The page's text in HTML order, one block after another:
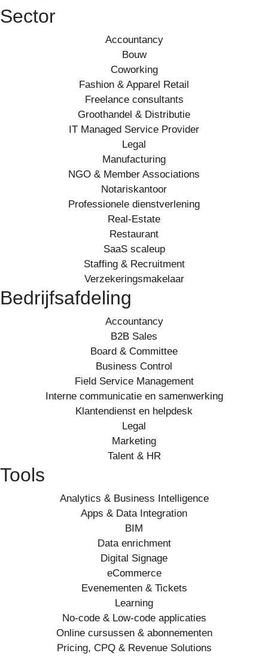
Sector
Accountancy
Bouw
Coworking
Fashion & Apparel Retail
Freelance consultants
Groothandel & Distributie
IT Managed Service Provider
Legal
Manufacturing
NGO & Member Associations
Notariskantoor
Professionele dienstverlening
Real-Estate
Restaurant
SaaS scaleup
Staffing & Recruitment
Verzekeringsmakelaar
Bedrijfsafdeling
Accountancy
B2B Sales
Board & Committee
Business Control
Field Service Management
Interne communicatie en samenwerking
Klantendienst en helpdesk
Legal
Marketing
Talent & HR
Tools
Analytics & Business Intelligence
Apps & Data Integration
BIM
Data enrichment
Digital Signage
eCommerce
Evenementen & Tickets
Learning
No-code & Low-code applicaties
Online cursussen & abonnementen
Pricing, CPQ & Revenue Solutions